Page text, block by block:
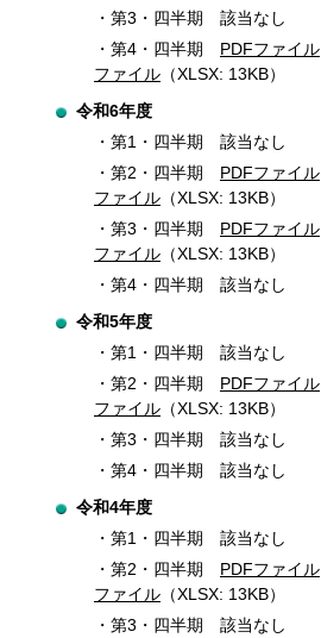
第3・四半期 該当なし
第4・四半期 PDFファイル
ファイル （XLSX: 13KB）
令和6年度
第1・四半期 該当なし
第2・四半期 PDFファイル
ファイル （XLSX: 13KB）
第3・四半期 PDFファイル
ファイル （XLSX: 13KB）
第4・四半期 該当なし
令和5年度
第1・四半期 該当なし
第2・四半期 PDFファイル
ファイル （XLSX: 13KB）
第3・四半期 該当なし
第4・四半期 該当なし
令和4年度
第1・四半期 該当なし
第2・四半期 PDFファイル
ファイル （XLSX: 13KB）
第3・四半期 該当なし